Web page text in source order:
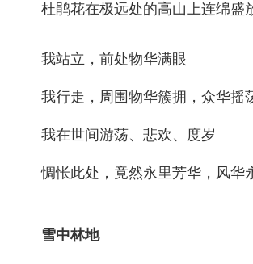
杜鹃花在极远处的高山上连绵盛
我站立，前处物华满眼
我行走，周围物华簇拥，众华摇
我在世间游荡、悲欢、度岁
惆怅此处，竟然永里芳华，风华
雪中林地